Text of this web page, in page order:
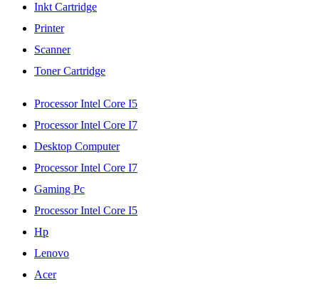
Inkt Cartridge
Printer
Scanner
Toner Cartridge
Processor Intel Core I5
Processor Intel Core I7
Desktop Computer
Processor Intel Core I7
Gaming Pc
Processor Intel Core I5
Hp
Lenovo
Acer